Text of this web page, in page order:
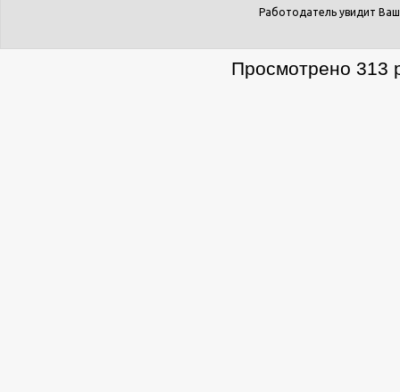
Работодатель увидит
Просмотрено 313